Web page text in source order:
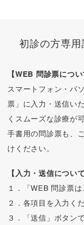
初診の方専用
【WEB 問診票につい
スマートフォン・パ
票」に入力・送信い
くスムーズな診療が
手書用の問診票も、
けください。
【入力・送信について
１．「WEB 問診票
２．各項目を入力くだ
３．「送信」ボタン